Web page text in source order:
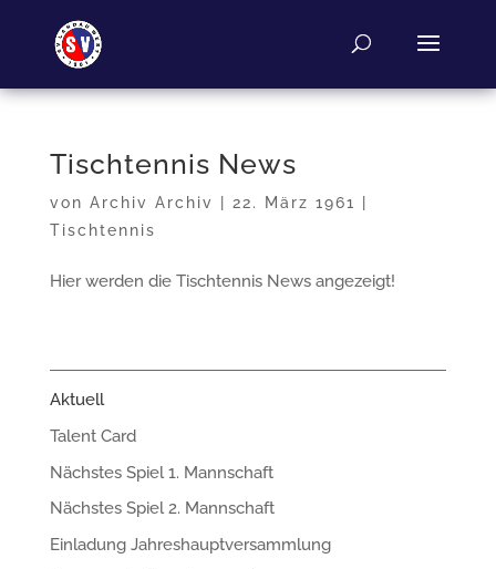
Tischtennis News
von Archiv Archiv 22. März 1961
Tischtennis
Hier werden die Tischtennis News angezeigt!
Aktuell
Talent Card
Nächstes Spiel 1. Mannschaft
Nächstes Spiel 2. Mannschaft
Einladung Jahreshauptversammlung